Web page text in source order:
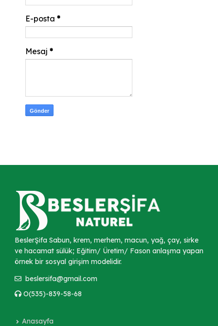
E-posta *
Mesaj *
BeslerŞifa Sabun, krem, merhem, macun, yağ, çay, sirke
ve hacamat sülük; Eğitim/ Üretim/ Fason anlaşma yapan
örnek bir sosyal girişim modelidir.
beslersifa@gmail.com
O(535)-839-58-68
Anasayfa